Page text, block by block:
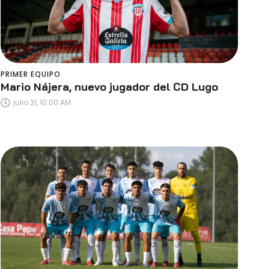
PRIMER EQUIPO
Mario Nájera, nuevo jugador del CD Lugo
julio 31, 10:00 AM